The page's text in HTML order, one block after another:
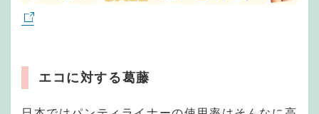
エコに対する葛藤